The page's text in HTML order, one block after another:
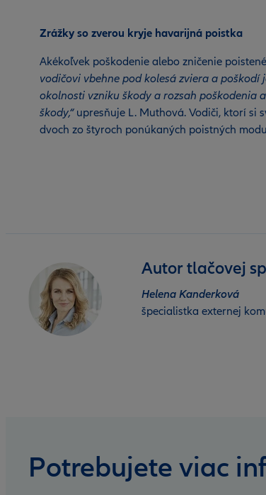
Zrážky so zverou kryje havarijná poistka
Akékoľvek poškodenie alebo zničenie
vodičovi vbehne pod kolesá zviera a
okolnosti vzniku škody a rozsah
škody,“ upresňuje L. Muthová. Vodiči, ktorí si
dvoch zo štyroch ponúkaných poistných
Autor tlačovej
Helena Kanderková
špecialistka externej
Potrebujete viac